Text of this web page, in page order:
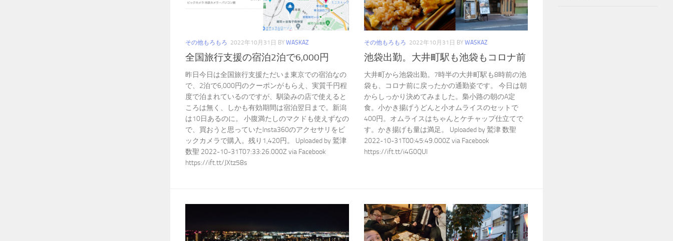
その他もろもろ 2022年10月31日 BY WASKAZ
全国旅行支援の宿泊2泊で6,000円
昨日今日は全国旅行支援ただいま東京での宿泊なの
で、2泊で6,000円のクーポンがもらえ、実質千円程
度で泊まれているのですが、馴染みの店で使えると
ころは無く、しかも有効期間は宿泊翌日まで。新潟
は10日あるのに。 小腹満たしのマクドも使えずなの
で、買おうと思っていたInsta360のアクセサリをビ
ックカメラで購入。残り1,420円。 Uploaded by 鷲津
数聖 2022-10-31T07:33:26.000Z via Facebook
https://ift.tt/JXtz58s
その他もろもろ 2022年10月31日 BY WASKAZ
池袋出勤。大井町駅も池袋もコロナ前
大井町から池袋出勤。7時半の大井町駅も8時前の池
袋も、コロナ前に戻ったかの通勤姿です。 今日は朝
からしっかり決めてみました。梟小路の朝のA定
食。小かき揚げうどんと小オムライスのセットで
400円。オムライスはちゃんとケチャップ仕立てで
す。かき揚げも量は満足。 Uploaded by 鷲津 数聖
2022-10-31T00:45:49.000Z via Facebook
https://ift.tt/i4G0QUl